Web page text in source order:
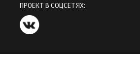
ПРОЕКТ В СОЦСЕТЯХ: